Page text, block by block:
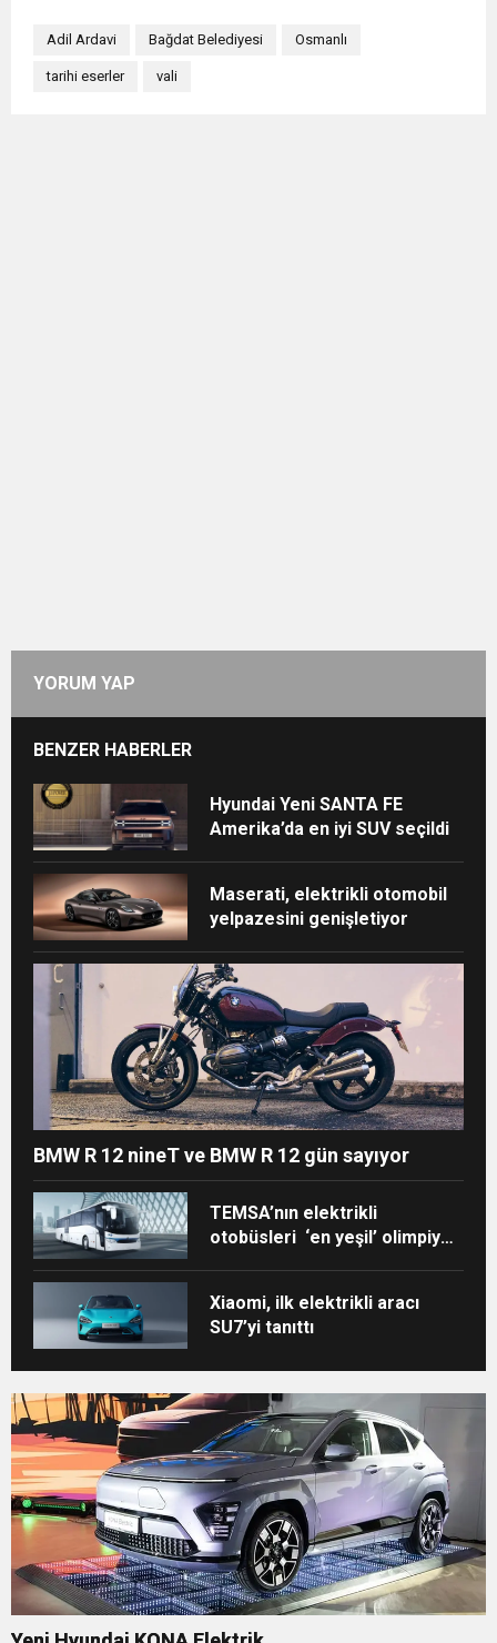
Adil Ardavi Bağdat Belediyesi Osmanlı
tarihi eserler vali
YORUM YAP
BENZER HABERLER
Hyundai Yeni SANTA FE
Amerika’da en iyi SUV seçildi
Maserati, elektrikli otomobil
yelpazesini genişletiyor
BMW R 12 nineT ve BMW R 12 gün sayıyor
TEMSA’nın elektrikli
otobüsleri ‘en yeşil’ olimpiyat
Xiaomi, ilk elektrikli aracı
SU7’yi tanıttı